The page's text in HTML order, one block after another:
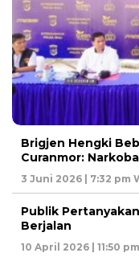
Brigjen Hengki
Curanmor:
3 Juni 2026 | 7:32 pm
Publik
Berjalan
10 April 2026 | 11:50